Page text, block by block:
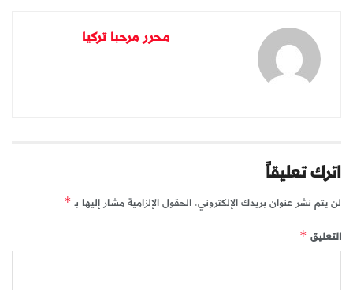
محرر مرحبا تركيا
اترك تعليقاً
لن يتم نشر عنوان بريدك الإلكتروني. الحقول الإلزامية مشار إليها بـ *
التعليق *